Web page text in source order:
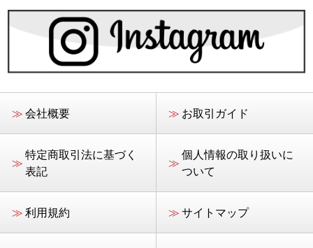
≫ 会社概要 ≫ お取引ガイド
≫
特定商取引法に基づく
表記
≫
個人情報の取り扱いに
ついて
≫ 利用規約 ≫ サイトマップ